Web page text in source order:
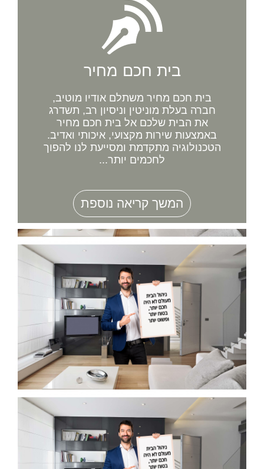
בית חכם מחיר
בית חכם מחיר משתלם אודיו מוטיב,
חברה בעלת מוניטין וניסיון רב, תשדרג
את הבית שלכם אל בית חכם מחיר
באמצעות שירות מקצועי, איכותי ואדיב.
הטכנולוגיה מתקדמת ומסייעת לנו להפוך
לחכמים יותר...
המשך קריאה נוספת